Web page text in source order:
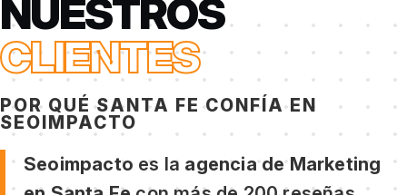
NUESTROS
CLIENTES
POR QUÉ SANTA FE CONFÍA EN
SEOIMPACTO
Seoimpacto es la agencia de Marketing